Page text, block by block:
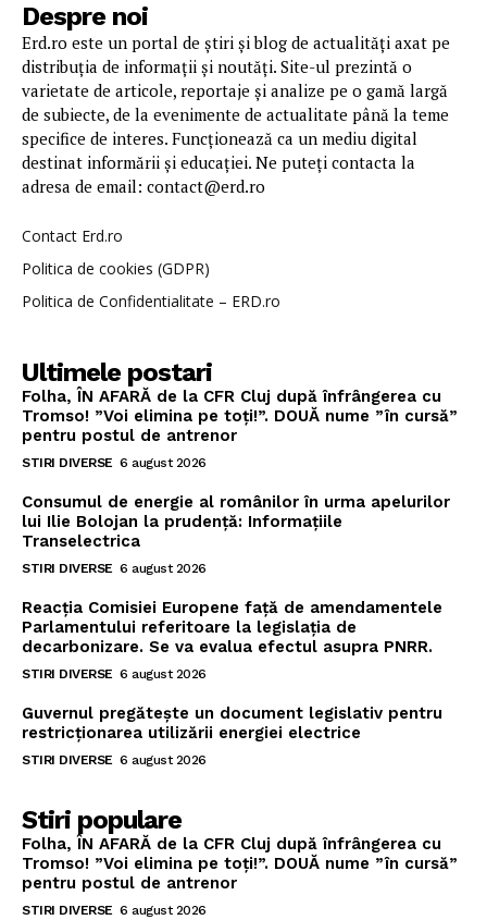
Despre noi
Erd.ro este un portal de știri și blog de actualități axat pe
distribuția de informații și noutăți. Site-ul prezintă o
varietate de articole, reportaje și analize pe o gamă largă
de subiecte, de la evenimente de actualitate până la teme
specifice de interes. Funcționează ca un mediu digital
destinat informării și educației. Ne puteți contacta la
adresa de email: contact@erd.ro
Contact Erd.ro
Politica de cookies (GDPR)
Politica de Confidentialitate – ERD.ro
Ultimele postari
Folha, ÎN AFARĂ de la CFR Cluj după înfrângerea cu
Tromso! ”Voi elimina pe toți!”. DOUĂ nume ”în cursă”
pentru postul de antrenor
STIRI DIVERSE 6 august 2026
Consumul de energie al românilor în urma apelurilor
lui Ilie Bolojan la prudență: Informațiile
Transelectrica
STIRI DIVERSE 6 august 2026
Reacția Comisiei Europene față de amendamentele
Parlamentului referitoare la legislația de
decarbonizare. Se va evalua efectul asupra PNRR.
STIRI DIVERSE 6 august 2026
Guvernul pregătește un document legislativ pentru
restricționarea utilizării energiei electrice
STIRI DIVERSE 6 august 2026
Stiri populare
Folha, ÎN AFARĂ de la CFR Cluj după înfrângerea cu
Tromso! ”Voi elimina pe toți!”. DOUĂ nume ”în cursă”
pentru postul de antrenor
STIRI DIVERSE 6 august 2026